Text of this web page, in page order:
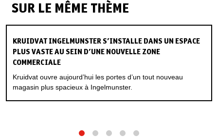
SUR LE MÊME THÈME
KRUIDVAT INGELMUNSTER S’INSTALLE DANS UN ESPACE
PLUS VASTE AU SEIN D’UNE NOUVELLE ZONE
COMMERCIALE
Kruidvat ouvre aujourd’hui les portes d’un tout nouveau
magasin plus spacieux à Ingelmunster.